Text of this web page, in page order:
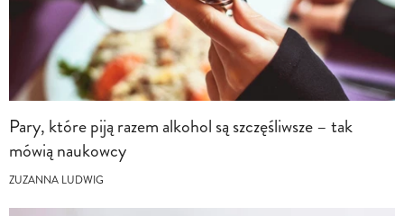
Pary, które piją razem alkohol są szczęśliwsze – tak
mówią naukowcy
ZUZANNA LUDWIG